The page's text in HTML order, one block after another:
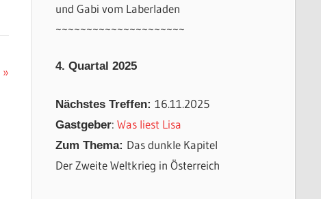
und Gabi vom Laberladen
~~~~~~~~~~~~~~~~~~~~~
4. Quartal 2025
Nächstes Treffen: 16.11.2025
Gastgeber: Was liest Lisa
Zum Thema: Das dunkle Kapitel
Der Zweite Weltkrieg in Österreich